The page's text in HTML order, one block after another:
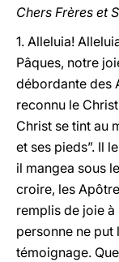
Chers Frères et
1. Alleluia!
Pâques, notre
débordante des
reconnu le
Christ se tint au
et ses pieds”. Il
il mangea sous
croire, les
remplis de joie à
personne ne put
témoignage.